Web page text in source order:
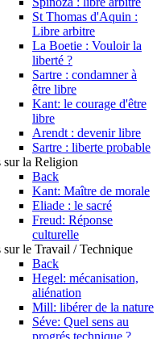
St Thomas d'Aquin :
Libre arbitre
La Boetie : Vouloir la
liberté ?
Sartre : condamner à
être libre
Kant: le courage d'être
libre
Arendt : devenir libre
Sartre : liberte probable
sur la Religion
Back
Kant: Maître de morale
Eliade : le sacré
Freud: Réponse
culturelle
sur le Travail / Technique
Back
Hegel: mécanisation,
aliénation
Mill: libérer de la nature
Séve: Quel sens au
progrés technique ?